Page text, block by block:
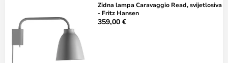
Zidna lampa Caravaggio Read, svijetlosiva
- Fritz Hansen
359,00 €